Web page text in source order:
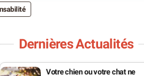
Dernières Actualités
Votre chien ou votre chat ne